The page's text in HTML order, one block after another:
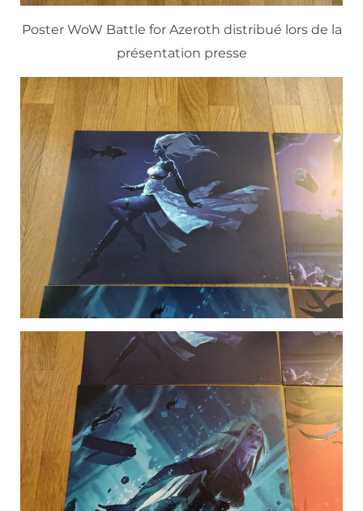
Poster WoW Battle for Azeroth distribué lors de la
présentation presse